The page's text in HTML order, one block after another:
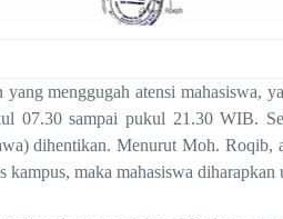
menggugah atensi mahasiswa,
07.30sampai pukul 21.30 WIB.
dihentikan. MenurutMoh. Roqib,
kampus, maka mahasiswa